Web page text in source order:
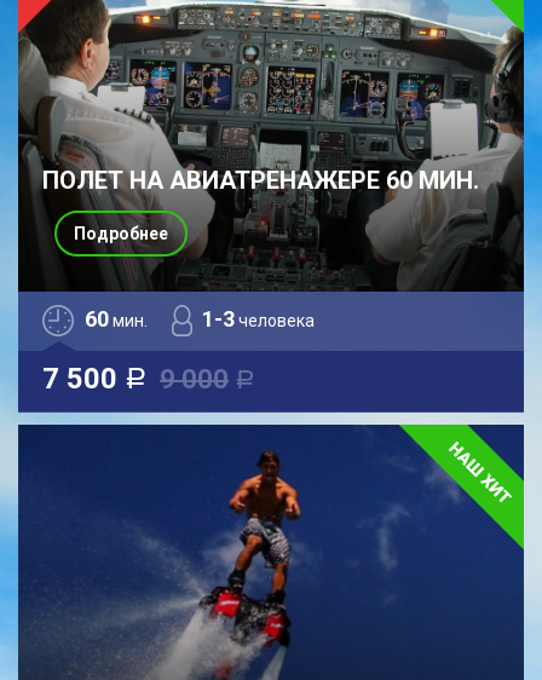
ПОЛЕТ НА АВИАТРЕНАЖЕРЕ 60 МИН.
60мин. 1-3человека
7 500 a 9 000 a
Подробнее